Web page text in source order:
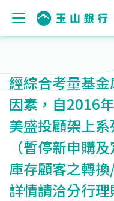
經綜合考量基
因素，自2016
美盛投顧架上系
（暫停新申購
庫存顧客之轉
詳情請洽分行理